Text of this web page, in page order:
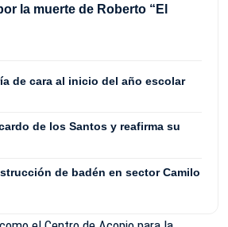
la muerte de Roberto “El
de cara al inicio del año escolar
de los Santos y reafirma su
de badén en sector Camilo